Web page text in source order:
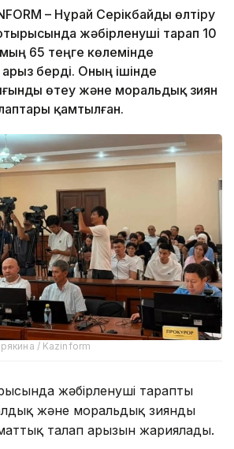
– Нұрай Серікбайды өлтіру
жәбірленуші тарап 10
65 теңге көлемінде
берді. Оның ішінде
өтеу және моральдық зиян
қамтылған.
/ Kazinform
жәбірленуші тараптың
және моральдық зиянды
талап арызын жариялады.